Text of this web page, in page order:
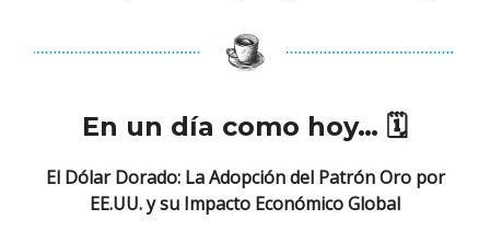
En un día como hoy… 🗓
El Dólar Dorado: La Adopción del Patrón Oro por
EE.UU. y su Impacto Económico Global